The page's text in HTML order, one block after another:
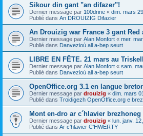
Sikour din gant "an difazer"!
Dernier message par 100drine « dim. mars
Publié dans An DROUIZIG Difazier
An Drouizig war France 3 gant Red
Dernier message par Alan Monfort « mer.
Publié dans Danvezioù all a-bep seurt
LIBRE EN FÊTE. 21 mars au
Dernier message par Alan Monfort « sam.
Publié dans Danvezioù all a-bep seurt
OpenOffice.org 3.1 en langue
Dernier message par drouizig « dim. mars
Publié dans Troidigezh OpenOffice.org e
Mont en-dro ar c´hlavier
Dernier message par drouizig « lun. janv.
Publié dans Ar c'hlavier C'HWERTY